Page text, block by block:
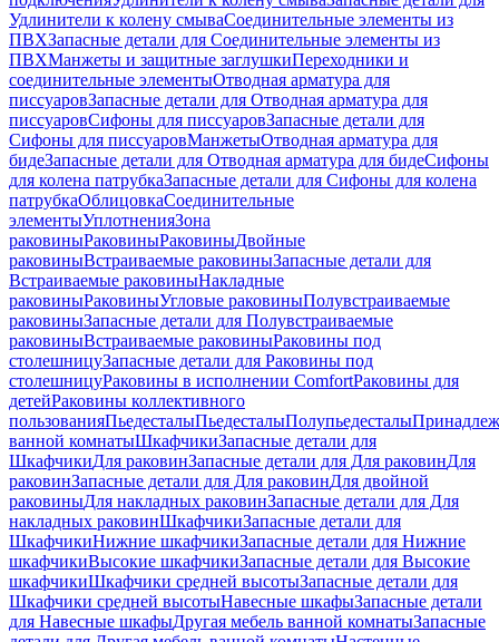
Удлинители к колену смываСоединительные элементы из
ПВХЗапасные детали для Соединительные элементы из
ПВХМанжеты и защитные заглушкиПереходники и
соединительные элементыОтводная арматура для
писсуаровЗапасные детали для Отводная арматура для
писсуаровCифоны для писсуаровЗапасные детали для
Cифоны для писсуаровМанжетыОтводная арматура для
бидеЗапасные детали для Отводная арматура для бидеСифоны
для колена патрубкаЗапасные детали для Сифоны для колена
патрубкаОблицовкаСоединительные
элементыУплотненияЗона
раковиныРаковиныРаковиныДвойные
раковиныВстраиваемые раковиныЗапасные детали для
Встраиваемые раковиныНакладные
раковиныРаковиныУгловые раковиныПолувстраиваемые
раковиныЗапасные детали для Полувстраиваемые
раковиныВстраиваемые раковиныРаковины под
столешницуЗапасные детали для Раковины под
столешницуРаковины в исполнении ComfortPаковины для
детейРаковины коллективного
пользованияПьедесталыПьедесталыПолупьедесталы
ванной комнатыШкафчикиЗапасные детали для
ШкафчикиДля раковинЗапасные детали для Для раковинДля
раковинЗапасные детали для Для раковинДля двойной
раковиныДля накладных pаковинЗапасные детали для Для
накладных pаковинШкафчикиЗапасные детали для
ШкафчикиНижние шкафчикиЗапасные детали для Нижние
шкафчикиВысокие шкафчикиЗапасные детали для Высокие
шкафчикиШкафчики средней высотыЗапасные детали для
Шкафчики средней высотыНавесные шкафыЗапасные детали
для Навесные шкафыДругая мебель ванной комнатыЗапасные